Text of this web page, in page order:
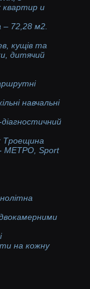
квартир и
– 72,28 м2.
кущів та
дитячий
навчальні
Троещина
МЕТРО, Sport
на кожну